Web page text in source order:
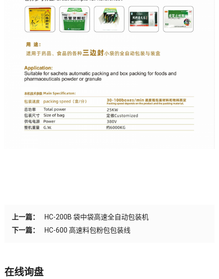
上一篇：
HC-200B 袋中袋高速全自动包装机
下一篇：
HC-600 高速料包粉包包装线
在线询盘